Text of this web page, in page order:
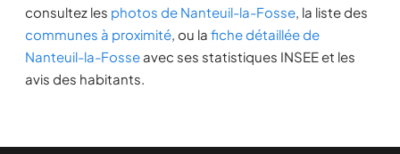
consultez les photos de Nanteuil-la-Fosse, la liste des
communes à proximité, ou la fiche détaillée de
Nanteuil-la-Fosse avec ses statistiques INSEE et les
avis des habitants.